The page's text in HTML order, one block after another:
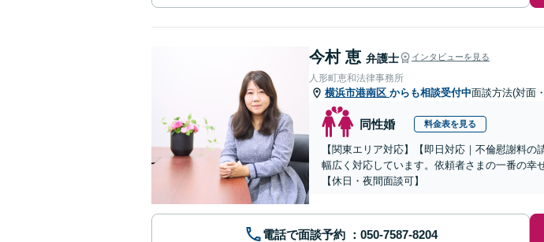
今村 恵 弁護士 インタビューを見る
人形町恵和法律事務所
横浜市港南区 からも相談受付中面談方法(対面
同性婚 料金表を見る
【関東エリア対応】【即日対応｜不倫慰謝料
幅広く対応しています。依頼者さまの一番の幸
【休日・夜間面談可】
電話で面談予約